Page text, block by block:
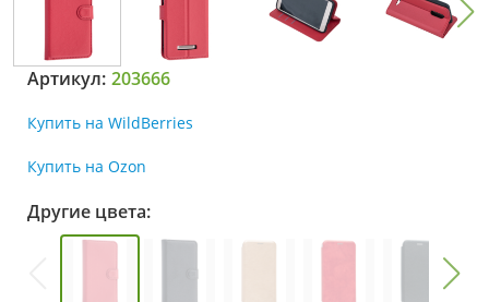
Артикул: 203666
Купить на WildBerries
Купить на Ozon
Другие цвета: